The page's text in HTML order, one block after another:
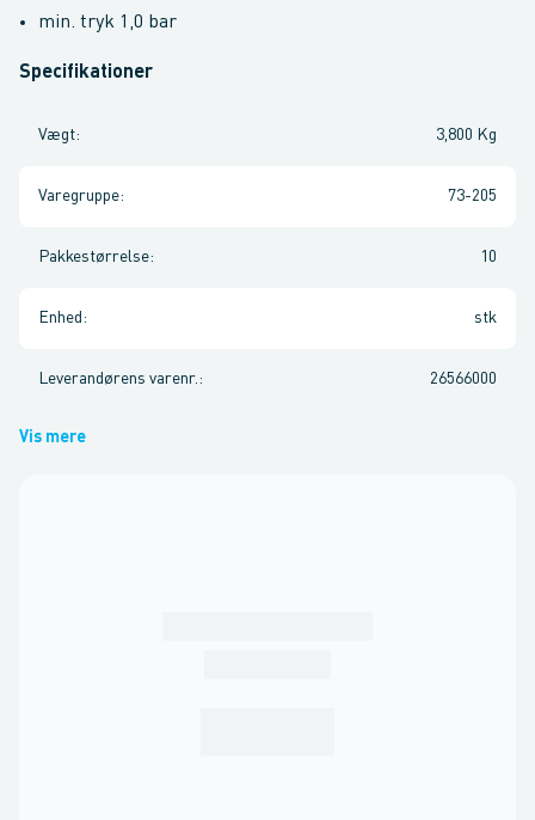
min. tryk 1,0 bar
Specifikationer
Vægt: 3,800 Kg
Varegruppe: 73-205
Pakkestørrelse: 10
Enhed : stk
Leverandørens varenr. : 26566000
Vis mere